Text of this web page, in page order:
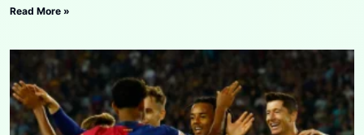
Read More »